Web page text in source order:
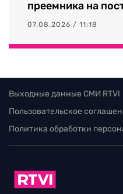
преемника на
07.08.2026 / 11:18
Выходные данные СМИ RTVI
Пользовательское
Политика обработки